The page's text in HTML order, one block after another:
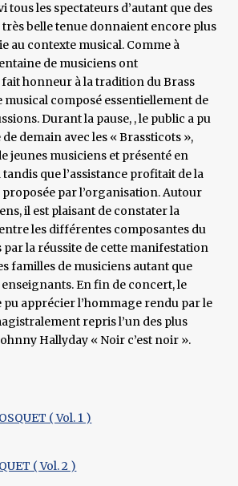
tous les spectateurs d’autant que des
belle tenue donnaient encore plus
au contexte musical. Comme à
de musiciens ont
honneur à la tradition du Brass
musical composé essentiellement de
Durant la pause, , le public a pu
demain avec les « Brassticots »,
jeunes musiciens et présenté en
que l’assistance profitait de la
par l’organisation. Autour
il est plaisant de constater la
les différentes composantes du
par la réussite de cette manifestation
familles de musiciens autant que
enseignants. En fin de concert, le
apprécier l’hommage rendu par le
repris l’un des plus
Hallyday « Noir c’est noir ».
( Vol. 1 )
( Vol. 2 )